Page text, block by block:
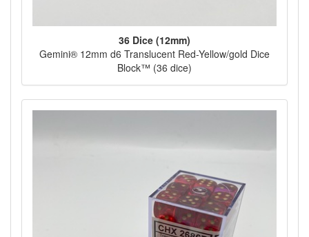
36 Dice (12mm)
Gemini® 12mm d6 Translucent Red-Yellow/gold Dice
Block™ (36 dice)